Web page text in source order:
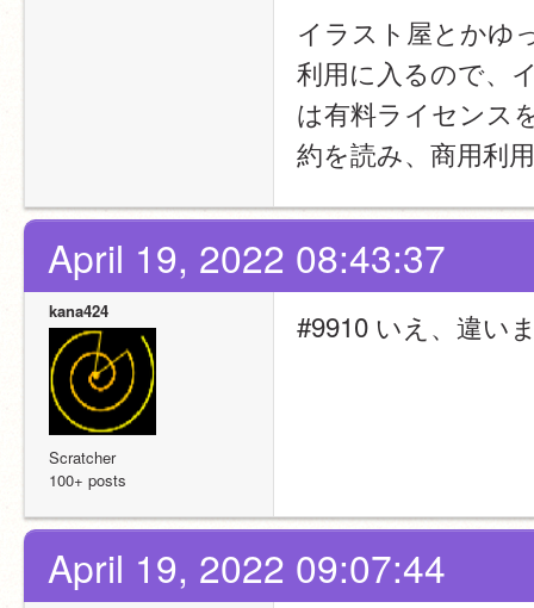
イラスト屋とかゆ
利用に入るので、
は有料ライセンス
約を読み、商用利
April 19, 2022 08:43:37
kana424
Scratcher
100+ posts
#9910 いえ、違い
April 19, 2022 09:07:44